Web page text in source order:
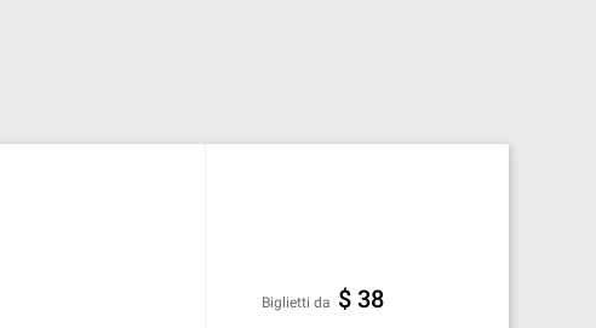
Biglietti da $ 38